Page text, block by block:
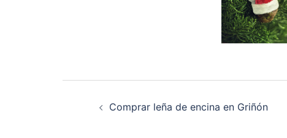
Comprar leña de encina en Griñón